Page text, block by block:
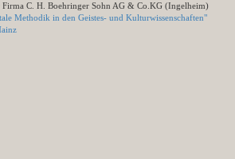
Firma C. H. Boehringer Sohn AG & Co.KG (Ingelheim)
Methodik in den Geistes- und Kulturwissenschaften"